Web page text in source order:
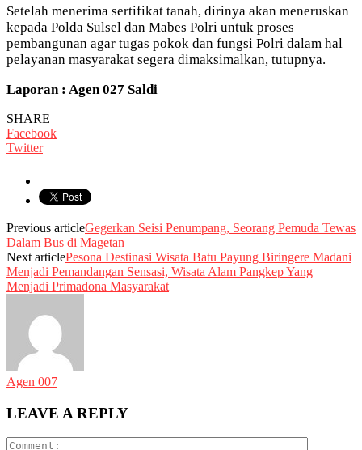
Setelah menerima sertifikat tanah, dirinya akan meneruskan
kepada Polda Sulsel dan Mabes Polri untuk proses
pembangunan agar tugas pokok dan fungsi Polri dalam hal
pelayanan masyarakat segera dimaksimalkan, tutupnya.
Laporan : Agen 027 Saldi
SHARE
Facebook
Twitter
Previous articleGegerkan Seisi Penumpang, Seorang Pemuda Tewas
Dalam Bus di Magetan
Next articlePesona Destinasi Wisata Batu Payung Biringere Madani
Menjadi Pemandangan Sensasi, Wisata Alam Pangkep Yang
Menjadi Primadona Masyarakat
Agen 007
LEAVE A REPLY